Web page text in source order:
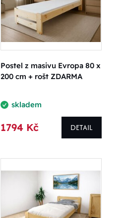
Postel z masivu Evropa 80 x
200 cm + rošt ZDARMA
skladem
1794 Kč DETAIL